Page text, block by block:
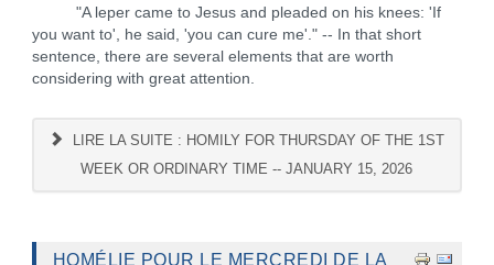
"A leper came to Jesus and pleaded on his knees: 'If
you want to', he said, 'you can cure me'." -- In that short
sentence, there are several elements that are worth
considering with great attention.
LIRE LA SUITE : HOMILY FOR THURSDAY OF THE 1ST
WEEK OR ORDINARY TIME -- JANUARY 15, 2026
HOMÉLIE POUR LE MERCREDI DE LA